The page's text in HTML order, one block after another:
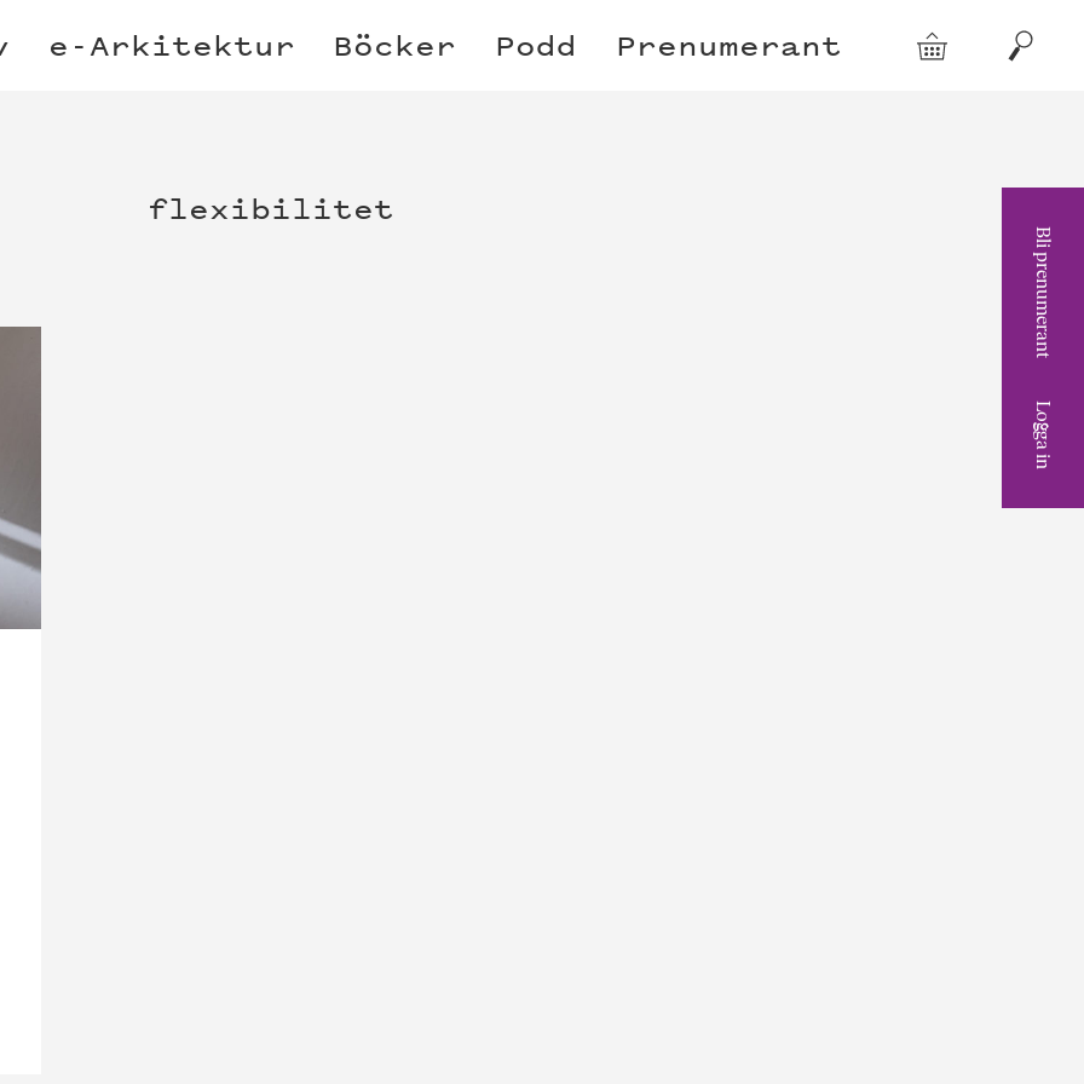
e-Arkitektur Böcker Podd Prenumerant Varukorg Sök
Bli prenumerant
Logga in
flexibilitet